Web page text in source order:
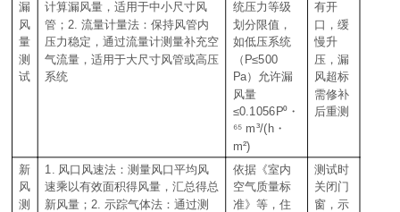
漏
风
量
测
试
计算漏风量，适用于中小尺寸风
管； 2.流量计量法：保持风管内
压力稳定，通过流量计测量补充空
气流量，适用于大尺寸风管或高压
系统
统压力等级
划分限值，
如低压系统
（ P≤500
Pa）允许漏
风量
≤0.1056P⁰ ・
⁶⁵ m³/(h ・
m²)
有开
口，缓
慢升
压，漏
风超标
需修补
后重测
新
风
测
1. 风口风速法：测量风口平均风
速乘以有效面积得风量，汇总得总
新风量； 2.示踪气体法：通过测
依据《室内
空气质量标
准》等，住
测试时
关闭门
窗，示